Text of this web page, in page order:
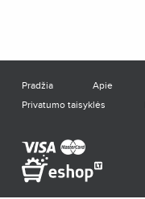
Pradžia Apie
Privatumo taisyklės